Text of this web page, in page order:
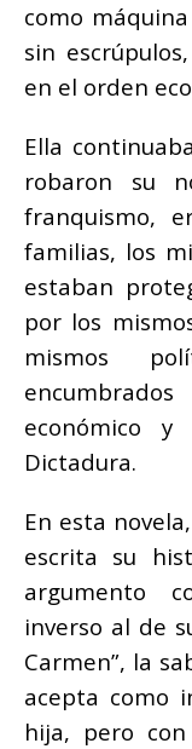
como
sin
en el orden
Ella
robaron su
franquismo,
familias, los
estaban
por los
mismos
económico
Dictadura.
En esta
escrita su
argumento
inverso al de
Carmen”, la
acepta como
hija, pero